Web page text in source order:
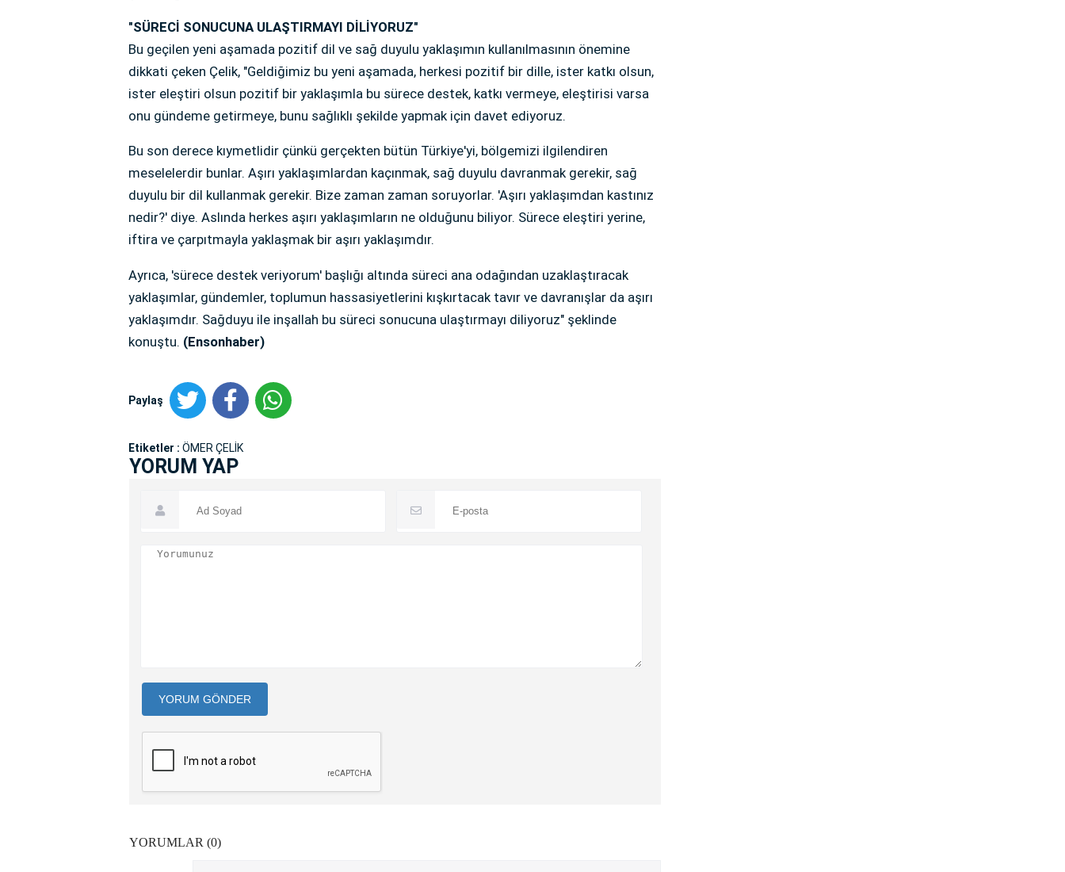
"SÜRECİ SONUCUNA ULAŞTIRMAYI DİLİYORUZ"
Bu geçilen yeni aşamada pozitif dil ve sağ duyulu yaklaşımın kullanılmasının önemine
dikkati çeken Çelik, "Geldiğimiz bu yeni aşamada, herkesi pozitif bir dille, ister katkı olsun,
ister eleştiri olsun pozitif bir yaklaşımla bu sürece destek, katkı vermeye, eleştirisi varsa
onu gündeme getirmeye, bunu sağlıklı şekilde yapmak için davet ediyoruz.
Bu son derece kıymetlidir çünkü gerçekten bütün Türkiye'yi, bölgemizi ilgilendiren
meselelerdir bunlar. Aşırı yaklaşımlardan kaçınmak, sağ duyulu davranmak gerekir, sağ
duyulu bir dil kullanmak gerekir. Bize zaman zaman soruyorlar. 'Aşırı yaklaşımdan kastınız
nedir?' diye. Aslında herkes aşırı yaklaşımların ne olduğunu biliyor. Sürece eleştiri yerine,
iftira ve çarpıtmayla yaklaşmak bir aşırı yaklaşımdır.
Ayrıca, 'sürece destek veriyorum' başlığı altında süreci ana odağından uzaklaştıracak
yaklaşımlar, gündemler, toplumun hassasiyetlerini kışkırtacak tavır ve davranışlar da aşırı
yaklaşımdır. Sağduyu ile inşallah bu süreci sonucuna ulaştırmayı diliyoruz" şeklinde
konuştu. (Ensonhaber)
Paylaş
Etiketler : ÖMER ÇELİK
YORUM YAP
YORUM GÖNDER
YORUMLAR (0)